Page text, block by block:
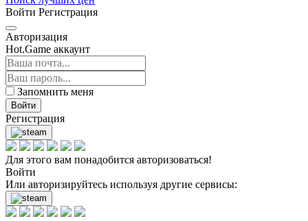
Войти Регистрация
Авторизация
Hot.Game аккаунт
Запомнить меня
Войти
Регистрация
Для этого вам понадобится авторизоваться!
Войти
Или авторизируйтесь используя другие сервисы: